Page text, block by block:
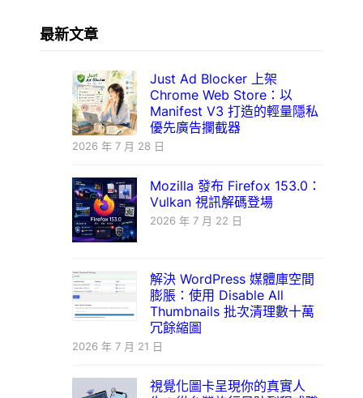
最新文章
Just Ad Blocker 上架
Chrome Web Store：以
Manifest V3 打造的輕量隱私
優先廣告攔截器
2026 年 7 月 28 日
Mozilla 發布 Firefox 153.0：
Vulkan 視訊解碼登場
2026 年 7 月 22 日
解決 WordPress 媒體庫空間
膨脹：使用 Disable All
Thumbnails 批次清理數十萬
冗餘縮圖
2026 年 7 月 21 日
視覺化圖卡呈現你的真實人